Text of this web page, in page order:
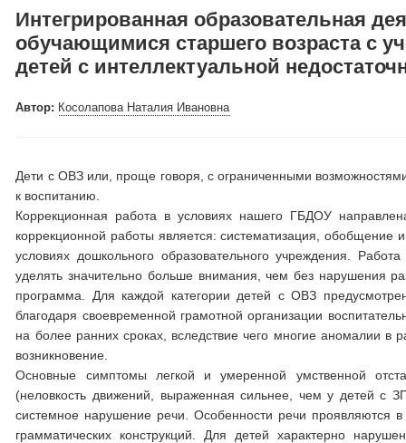
Интегрированная образовательная
обучающимися старшего возраста с
детей с интеллектуальной
Автор: Косолапова Наталия Ивановна
Дети с ОВЗ или, проще говоря, с ограниченными
к воспитанию.
Коррекционная работа в условиях нашего ГБДОУ
коррекционной работы является: систематизация,
условиях дошкольного образовательного учреждения.
уделять значительно больше внимания, чем без нарушения
программа. Для каждой категории детей с ОВЗ
благодаря своевременной грамотной организации
на более ранних сроках, вследствие чего многие аномалии в
возникновение.
Основные симптомы легкой и умеренной умственной
(неловкость движений, выраженная сильнее, чем у детей с
системное нарушение речи. Особенности речи проявляются
грамматических конструкций. Для детей характерно